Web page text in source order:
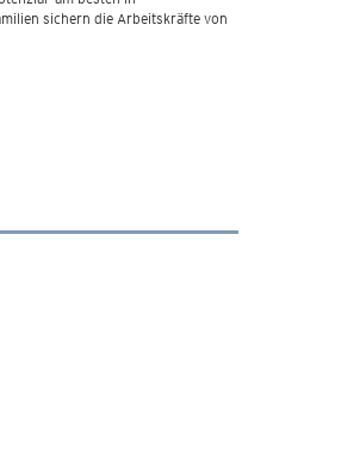
sichern die Arbeitskräfte von